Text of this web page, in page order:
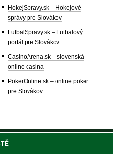
HokejSpravy.sk – Hokejové
správy pre Slovákov
FutbalSpravy.sk – Futbalový
portál pre Slovákov
CasinoArena.sk – slovenská
online casina
PokerOnline.sk – online poker
pre Slovákov